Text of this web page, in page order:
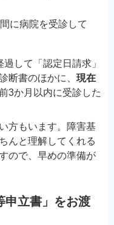
に病院を受診して
して「認定日請求」
断書のほかに、 現在
3か月以内に受診した
方もいます。障害基
んと理解してくれる
ので、早めの準備が
申立書」をお渡